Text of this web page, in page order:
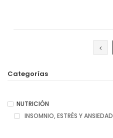
Categorías
NUTRICIÓN
INSOMNIO, ESTRÉS Y ANSIEDAD